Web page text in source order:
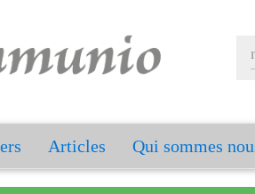
Articles Qui sommes